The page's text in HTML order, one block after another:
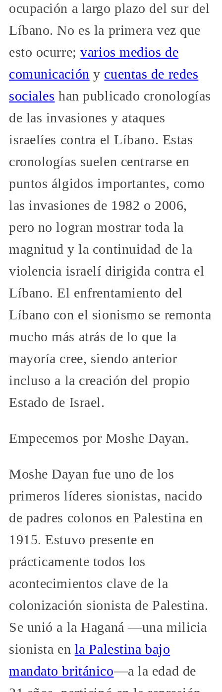
ocupación a largo plazo del sur del
Líbano. No es la primera vez que
esto ocurre;varios medios de
comunicación y cuentas de redes
sociales han publicado cronologías
de las invasiones y ataques
israelíes contra el Líbano. Estas
cronologías suelen centrarse en
puntos álgidos importantes, como
las invasiones de 1982 o 2006,
pero no logran mostrar toda la
magnitud y la continuidad de la
violencia israelí dirigida contra el
Líbano. El enfrentamiento del
Líbano con el sionismo se remonta
mucho más atrás de lo que la
mayoría cree, siendo anterior
incluso a la creación del propio
Estado de Israel.
Empecemos por Moshe Dayan.
Moshe Dayan fue uno de los
primeros líderes sionistas, nacido
de padres colonos en Palestina en
1915. Estuvo presente en
prácticamente todos los
acontecimientos clave de la
colonización sionista de Palestina.
Se unió a la Haganá —una milicia
sionista en la Palestina bajo
mandato británico—a la edad de